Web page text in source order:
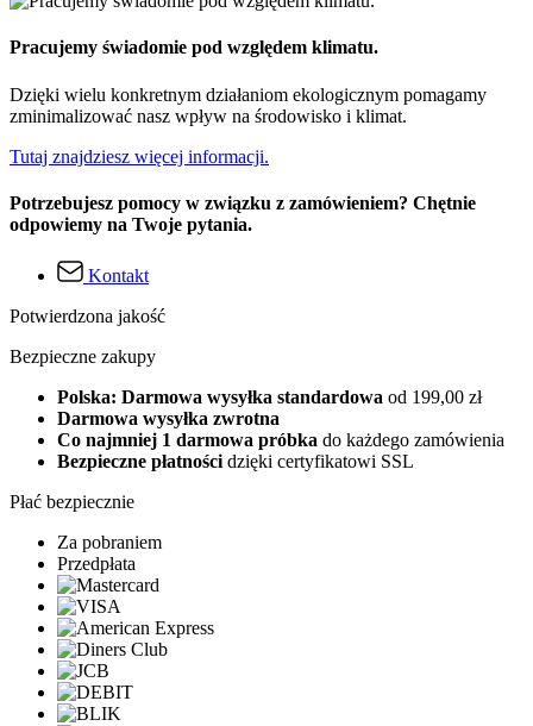
Pracujemy świadomie pod względem klimatu.
Dzięki wielu konkretnym działaniom ekologicznym pomagamy
zminimalizować nasz wpływ na środowisko i klimat.
Tutaj znajdziesz więcej informacji.
Potrzebujesz pomocy w związku z zamówieniem? Chętnie
odpowiemy na Twoje pytania.
Kontakt
Potwierdzona jakość
Bezpieczne zakupy
Polska: Darmowa wysyłka standardowa od 199,00 zł
Darmowa wysyłka zwrotna
Co najmniej 1 darmowa próbka do każdego zamówienia
Bezpieczne płatności dzięki certyfikatowi SSL
Płać bezpiecznie
Za pobraniem
Przedpłata